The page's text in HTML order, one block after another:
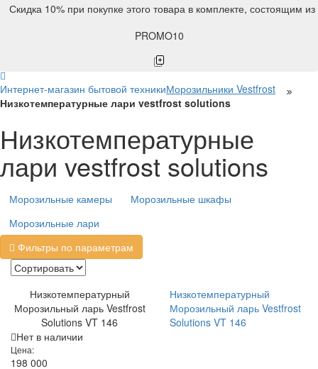
Скидка 10% при покупке этого товара в комплекте, состоящим
PROMO10
Интернет-магазин бытовой техникиМорозильники Vestfrost
Низкотемпературные лари vestfrost solutions
Низкотемпературные
лари vestfrost solutions
Морозильные камеры
Морозильные шкафы
Морозильные лари
Фильтры по параметрам
Низкотемпературный
Морозильный ларь Vestfrost
Solutions VT 146
Низкотемпературный
Морозильный ларь Vestfrost
Solutions VT 146
Нет в наличии
Цена:
198 000